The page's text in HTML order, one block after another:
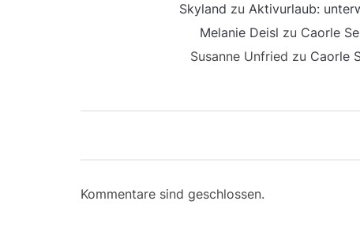
Skyland zu Aktivurlaub:
Melanie Deisl zu Caorle
Susanne Unfried zu Caorle
Kommentare sind geschlossen.